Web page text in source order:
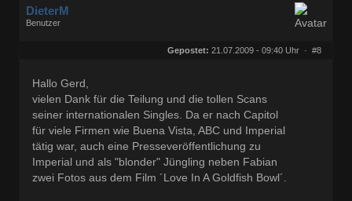
DieterM
Benutzer
Gepostet: 21.07.2009 - 09:40 Uhr · #8
Hallo Gerd,
vielen Dank für die Teilung und die tollen Scans
seiner internationalen Singles. Da er nach Capitol
für viele Firmen wie Buena Vista, ABC und Imperial
tätig war, auch eine Presseveröffentlichung zu
Imperial und als "blonder" Jüngling neben Fabian
zwei Fotos aus dem Film ´Love In A Goldfish Bowl´.